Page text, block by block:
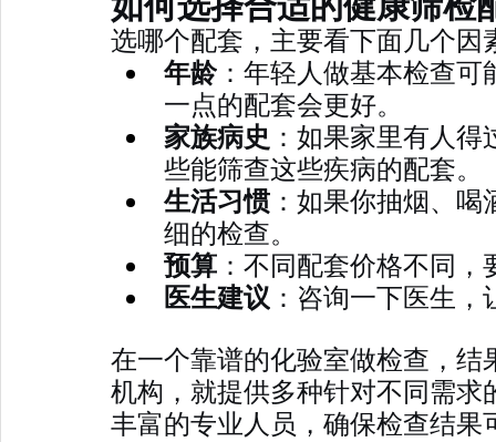
选哪个配套，主要看下面几个因
年龄 ：年轻人做基本检查
一点的配套会更好。
家族病史 ：如果家里有人
些能筛查这些疾病的配套。
生活习惯 ：如果你抽烟、
细的检查。
预算 ：不同配套价格不同
医生建议 ：咨询一下医生
在一个靠谱的化验室做检查，
机构，就提供多种针对不同需
丰富的专业人员，确保检查结果